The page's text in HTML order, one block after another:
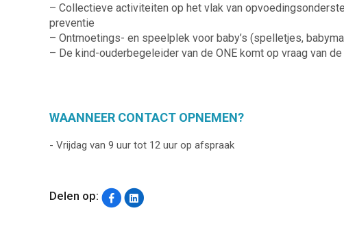
– Collectieve activiteiten op het vlak van
preventie
– Ontmoetings- en speelplek voor baby’s (spelletjes,
– De kind-ouderbegeleider van de ONE komt op vraag van
WAANNEER CONTACT OPNEMEN?
- Vrijdag van 9 uur tot 12 uur op afspraak
Delen op: